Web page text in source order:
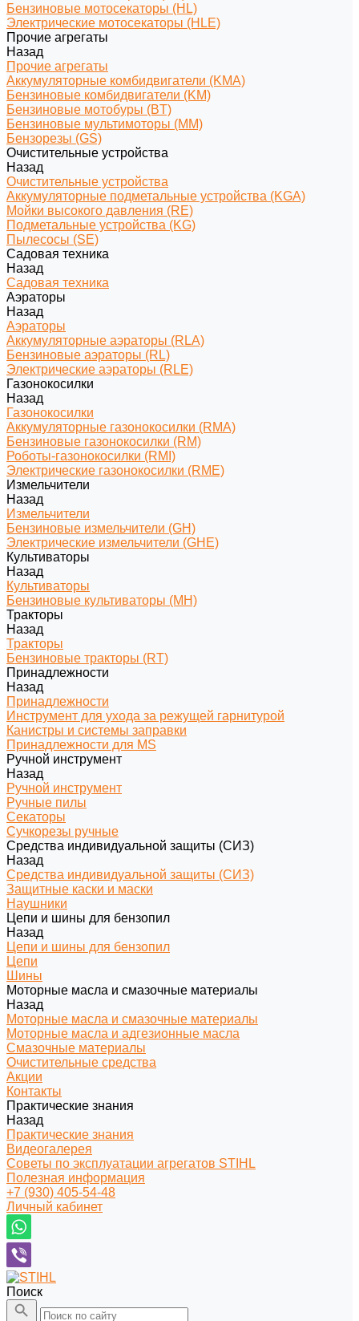
Бензиновые мотосекаторы (HL)
Электрические мотосекаторы (HLE)
Прочие агрегаты
Назад
Прочие агрегаты
Аккумуляторные комбидвигатели (KMA)
Бензиновые комбидвигатели (KM)
Бензиновые мотобуры (BT)
Бензиновые мультимоторы (MM)
Бензорезы (GS)
Очистительные устройства
Назад
Очистительные устройства
Аккумуляторные подметальные устройства (KGA)
Мойки высокого давления (RE)
Подметальные устройства (KG)
Пылесосы (SE)
Садовая техника
Назад
Садовая техника
Аэраторы
Назад
Аэраторы
Аккумуляторные аэраторы (RLA)
Бензиновые аэраторы (RL)
Электрические аэраторы (RLE)
Газонокосилки
Назад
Газонокосилки
Аккумуляторные газонокосилки (RMA)
Бензиновые газонокосилки (RM)
Роботы-газонокосилки (RMI)
Электрические газонокосилки (RME)
Измельчители
Назад
Измельчители
Бензиновые измельчители (GH)
Электрические измельчители (GHE)
Культиваторы
Назад
Культиваторы
Бензиновые культиваторы (MH)
Тракторы
Назад
Тракторы
Бензиновые тракторы (RT)
Принадлежности
Назад
Принадлежности
Инструмент для ухода за режущей гарнитурой
Канистры и системы заправки
Принадлежности для MS
Ручной инструмент
Назад
Ручной инструмент
Ручные пилы
Секаторы
Сучкорезы ручные
Средства индивидуальной защиты (СИЗ)
Назад
Средства индивидуальной защиты (СИЗ)
Защитные каски и маски
Наушники
Цепи и шины для бензопил
Назад
Цепи и шины для бензопил
Цепи
Шины
Моторные масла и смазочные материалы
Назад
Моторные масла и смазочные материалы
Моторные масла и адгезионные масла
Смазочные материалы
Очистительные средства
Акции
Контакты
Практические знания
Назад
Практические знания
Видеогалерея
Советы по эксплуатации агрегатов STIHL
Полезная информация
+7 (930) 405-54-48
Личный кабинет
Поиск